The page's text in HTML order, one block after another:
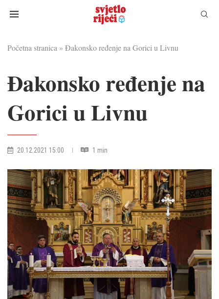
Početna stranica » Đakonsko ređenje na Gorici u Livnu
Đakonsko ređenje na
Gorici u Livnu
20.12.2021 15:00 1 min